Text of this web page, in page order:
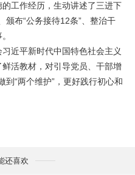
工作经历，生动讲述了三进下
颁布“公务接待12条”、整治干
近平新时代中国特色社会主义
活教材，对引导党员、干部增
到“两个维护”，更好践行初心和
还喜欢